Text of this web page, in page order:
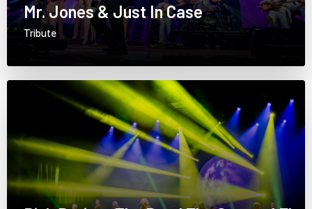
Mr. Jones & Just In Case
Tribute